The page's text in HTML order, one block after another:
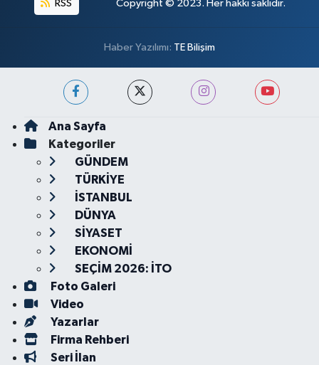
RSS Copyright © 2023. Her hakkı saklıdır.
Haber Yazılımı: TE Bilişim
Ana Sayfa
Kategoriler
GÜNDEM
TÜRKİYE
İSTANBUL
DÜNYA
SİYASET
EKONOMİ
SEÇİM 2026: İTO
Foto Galeri
Video
Yazarlar
Firma Rehberi
Seri İlan